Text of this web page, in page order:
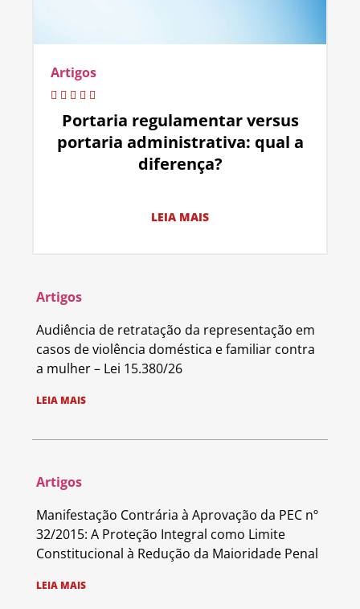
Artigos
Portaria regulamentar versus
portaria administrativa: qual a
diferença?
LEIA MAIS
Artigos
Audiência de retratação da representação em
casos de violência doméstica e familiar contra
a mulher – Lei 15.380/26
LEIA MAIS
Artigos
Manifestação Contrária à Aprovação da PEC nº
32/2015: A Proteção Integral como Limite
Constitucional à Redução da Maioridade Penal
LEIA MAIS